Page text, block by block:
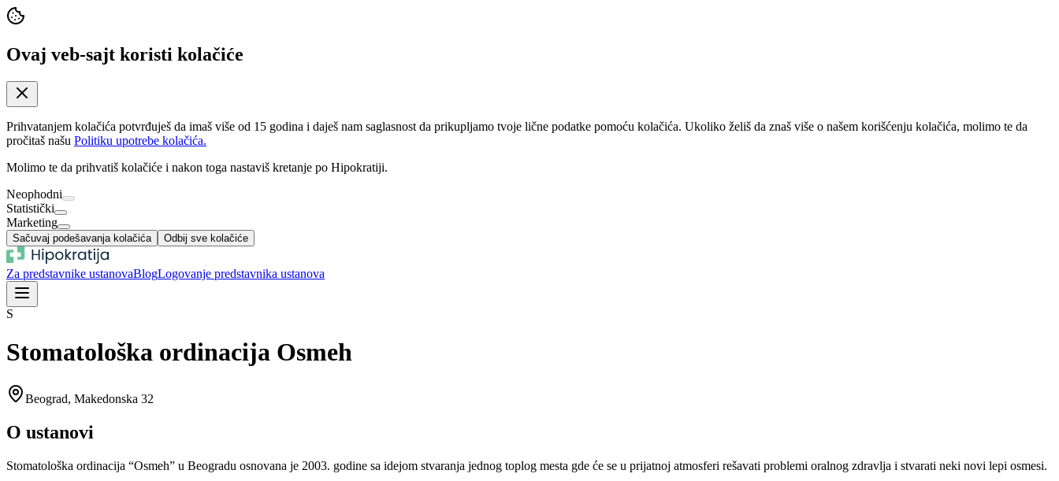
Ovaj veb-sajt koristi kolačiće
Prihvatanjem kolačića potvrđuješ da imaš više od 15 godina i daješ nam saglasnost da prikupljamo tvoje lične podatke pomoću kolačića. Ukoliko želiš da znaš više o našem korišćenju kolačića, molimo te da
pročitaš našu Politiku upotrebe kolačića.
Molimo te da prihvatiš kolačiće i nakon toga nastaviš kretanje po Hipokratiji.
Neophodni
Statistički
Marketing
Sačuvaj podešavanja kolačića Odbij sve kolačiće
Za predstavnike ustanovaBlogLogovanje predstavnika ustanova
S
Stomatološka ordinacija Osmeh
Beograd, Makedonska 32
O ustanovi
Stomatološka ordinacija “Osmeh” u Beogradu osnovana je 2003. godine sa idejom stvaranja jednog toplog mesta gde će se u prijatnoj atmosferi rešavati problemi oralnog zdravlja i stvarati neki novi lepi osmesi.